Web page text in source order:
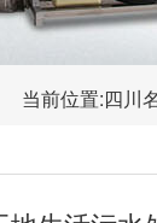
当前位置:四川